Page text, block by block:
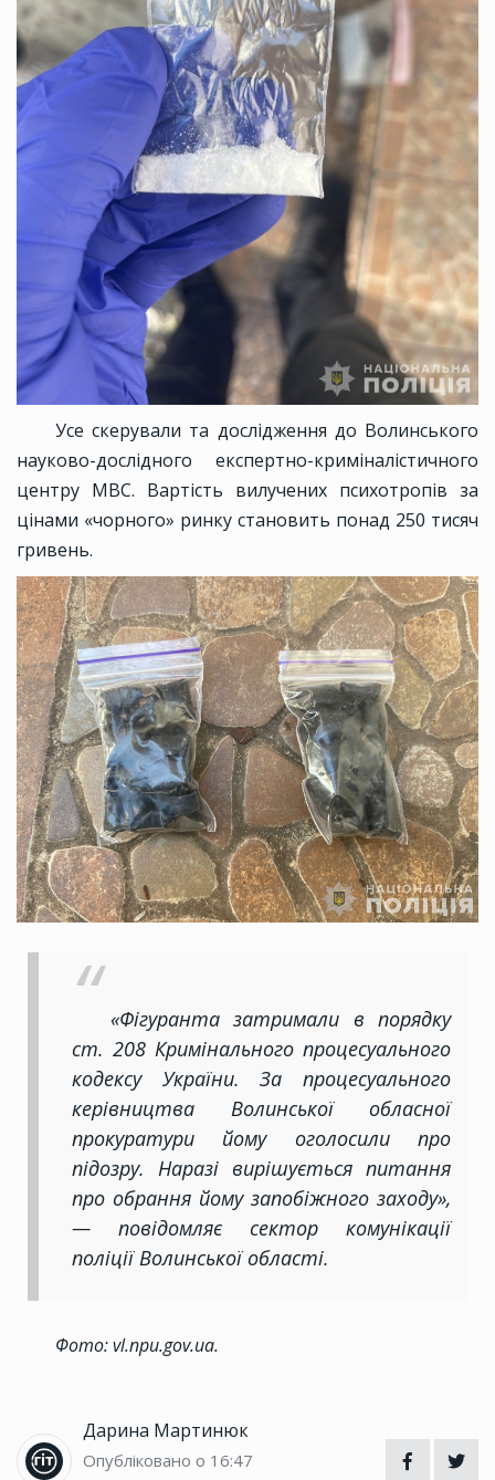
Усе скерували та дослідження до Волинського
науково-дослідного експертно-криміналістичного
центру МВС. Вартість вилучених психотропів за
цінами «чорного» ринку становить понад 250 тисяч
гривень.
«Фігуранта затримали в порядку
ст. 208 Кримінального процесуального
кодексу України. За процесуального
керівництва Волинської обласної
прокуратури йому оголосили про
підозру. Наразі вирішується питання
про обрання йому запобіжного заходу»,
— повідомляє сектор комунікації
поліції Волинської області.
Фото: vl.npu.gov.ua.
Дарина Мартинюк
Опубліковано о 16:47